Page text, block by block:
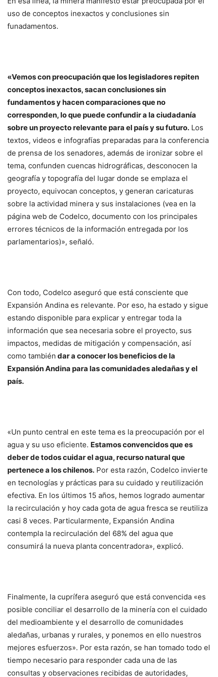
uso de conceptos inexactos y conclusiones sin
funadamentos.
«Vemos con preocupación que los legisladores repiten
conceptos inexactos, sacan conclusiones sin
fundamentos y hacen comparaciones que no
corresponden, lo que puede confundir a la ciudadanía
sobre un proyecto relevante para el país y su futuro. Los
textos, videos e infografías preparadas para la conferencia
de prensa de los senadores, además de ironizar sobre el
tema, confunden cuencas hidrográficas, desconocen la
geografía y topografía del lugar donde se emplaza el
proyecto, equivocan conceptos, y generan caricaturas
sobre la actividad minera y sus instalaciones (vea en la
página web de Codelco, documento con los principales
errores técnicos de la información entregada por los
parlamentarios)», señaló.
Con todo, Codelco aseguró que está consciente que
Expansión Andina es relevante. Por eso, ha estado y sigue
estando disponible para explicar y entregar toda la
información que sea necesaria sobre el proyecto, sus
impactos, medidas de mitigación y compensación, así
como también dar a conocer los beneficios de la
Expansión Andina para las comunidades aledañas y el
país.
«Un punto central en este tema es la preocupación por el
agua y su uso eficiente. Estamos convencidos que es
deber de todos cuidar el agua, recurso natural que
pertenece a los chilenos. Por esta razón, Codelco invierte
en tecnologías y prácticas para su cuidado y reutilización
efectiva. En los últimos 15 años, hemos logrado aumentar
la recirculación y hoy cada gota de agua fresca se reutiliza
casi 8 veces. Particularmente, Expansión Andina
contempla la recirculación del 68% del agua que
consumirá la nueva planta concentradora», explicó.
Finalmente, la cuprífera aseguró que está convencida «es
posible conciliar el desarrollo de la minería con el cuidado
del medioambiente y el desarrollo de comunidades
aledañas, urbanas y rurales, y ponemos en ello nuestros
mejores esfuerzos». Por esta razón, se han tomado todo el
tiempo necesario para responder cada una de las
consultas y observaciones recibidas de autoridades,